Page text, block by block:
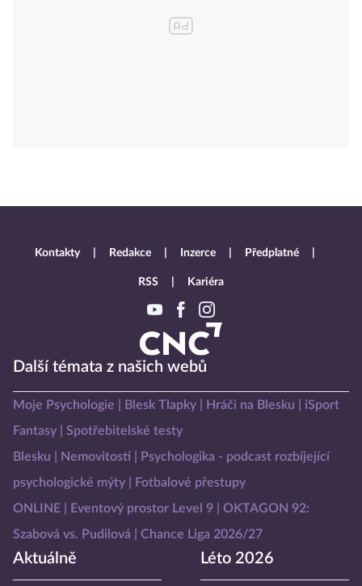
Další témata z našich webů
Moje Psychologie Blesk Tlapky Hráči na Blesku
iSport
Fantasy
Spotřebitelské testy
Blesku
Nemovitosti
Psychologika - podcast rozbíjející
psychologické mýty
Fotbalové přestupy
ONLINE
Eventový prostor Level 9
OKTAGON 92:
Szabová vs. Pudilová
Chance Liga 2026/27
Aktuálně Léto 2026
Kontakty Redakce Inzerce Předplatné
RSS Kariéra